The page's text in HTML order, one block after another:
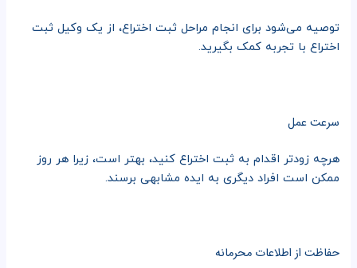
توصیه می‌شود برای انجام مراحل ثبت اختراع، از یک وکیل ثبت
اختراع با تجربه کمک بگیرید.
سرعت عمل
هرچه زودتر اقدام به ثبت اختراع کنید، بهتر است، زیرا هر روز
ممکن است افراد دیگری به ایده مشابهی برسند.
حفاظت از اطلاعات محرمانه